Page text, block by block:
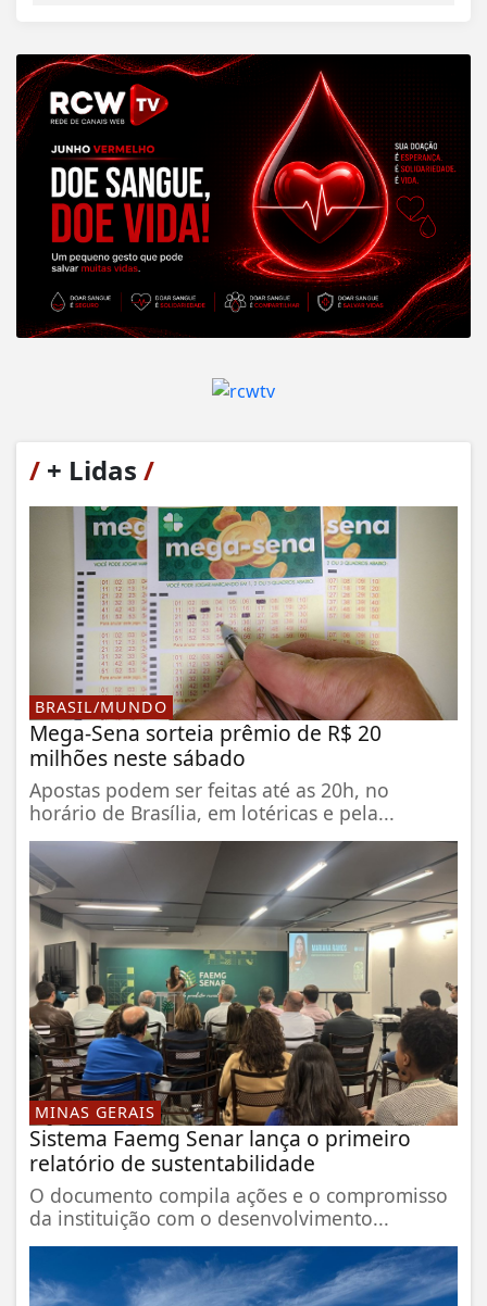
/ + Lidas /
BRASIL/MUNDO
Mega-Sena sorteia prêmio de R$ 20
milhões neste sábado
Apostas podem ser feitas até as 20h, no
horário de Brasília, em lotéricas e pela...
MINAS GERAIS
Sistema Faemg Senar lança o primeiro
relatório de sustentabilidade
O documento compila ações e o compromisso
da instituição com o desenvolvimento...